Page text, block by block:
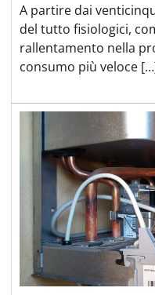
A partire dai
del tutto fisiologici,
rallentamento nella
consumo più veloce